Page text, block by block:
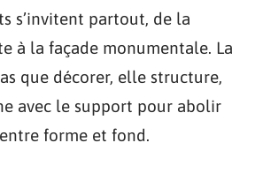
s’invitent partout, de la
à la façade monumentale. La
que décorer, elle structure,
avec le support pour abolir
forme et fond.